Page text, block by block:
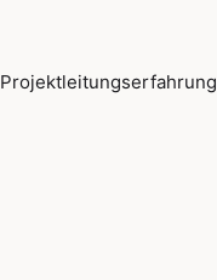
Projektleitungserfahrung